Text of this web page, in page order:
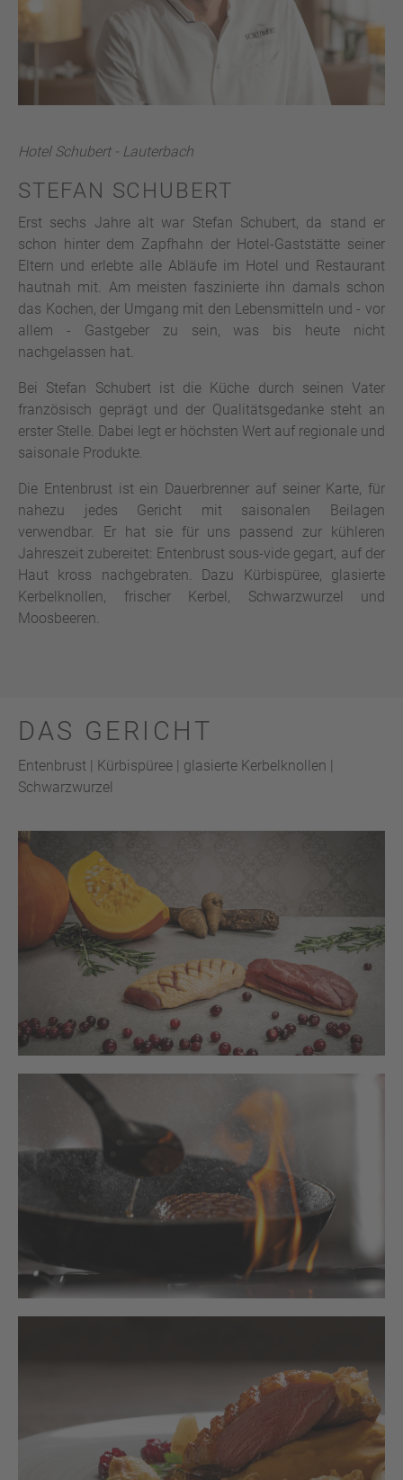
Hotel Schubert - Lauterbach
STEFAN SCHUBERT
Erst sechs Jahre alt war Stefan Schubert, da stand er
schon hinter dem Zapfhahn der Hotel-Gaststätte seiner
Eltern und erlebte alle Abläufe im Hotel und Restaurant
hautnah mit. Am meisten faszinierte ihn damals schon
das Kochen, der Umgang mit den Lebensmitteln und - vor
allem - Gastgeber zu sein, was bis heute nicht
nachgelassen hat.
Bei Stefan Schubert ist die Küche durch seinen Vater
französisch geprägt und der Qualitätsgedanke steht an
erster Stelle. Dabei legt er höchsten Wert auf regionale und
saisonale Produkte.
Die Entenbrust ist ein Dauerbrenner auf seiner Karte, für
nahezu jedes Gericht mit saisonalen Beilagen
verwendbar. Er hat sie für uns passend zur kühleren
Jahreszeit zubereitet: Entenbrust sous-vide gegart, auf der
Haut kross nachgebraten. Dazu Kürbispüree, glasierte
Kerbelknollen, frischer Kerbel, Schwarzwurzel und
Moosbeeren.
DAS GERICHT
Entenbrust | Kürbispüree | glasierte Kerbelknollen |
Schwarzwurzel